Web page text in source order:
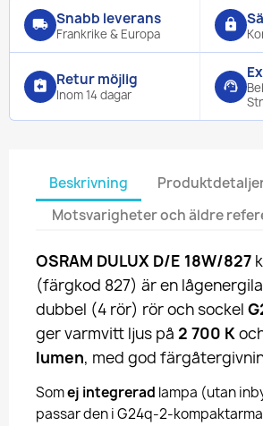
local_shipping Snabb leverans
Frankrike & Europa
lock
assignment_return Retur möjlig
Inom 14 dagar
support_agent
Beskrivning
Motsvarigheter och äldre
OSRAM DULUX D/E 18W/827
(färgkod 827) är en
dubbel (4 rör) rör och sockel
ger varmvitt ljus på 2 700 K
lumen, med god
Somej integrerad lampa (utan
passar den i G24q-2-